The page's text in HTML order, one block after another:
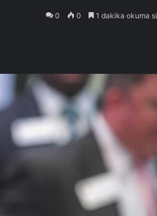
0 0 1 dakika okuma